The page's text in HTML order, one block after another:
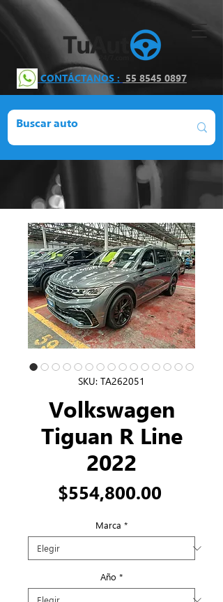
CONTÁCTANOS : 55 8545 0897
SKU: TA262051
Volkswagen
Tiguan R Line
2022
$554,800.00
Marca *
Año *